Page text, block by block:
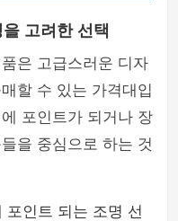
고려한 선택
은 고급스러운 디자
할 수 있는 가격대입
포인트가 되거나 장
을 중심으로 하는 것
포인트 되는 조명 선